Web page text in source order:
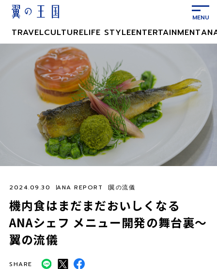
TRAVELCULTURELIFE STYLEENTERTAINMENT
機内食はまだまだおいしくなる
ANAシェフ メニュー開発の舞台裏〜
翼の流儀
2024.09.30 ANA REPORT 翼の流儀
SHARE